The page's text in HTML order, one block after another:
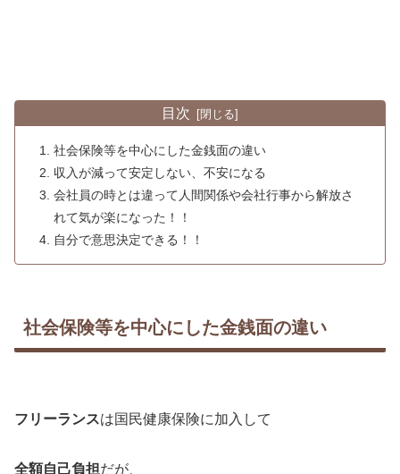
目次
社会保険等を中心にした金銭面の違い
収入が減って安定しない、不安になる
会社員の時とは違って人間関係や会社行事から解放さ
れて気が楽になった！！
自分で意思決定できる！！
社会保険等を中心にした金銭面の違い
フリーランスは国民健康保険に加入して
全額自己負担だが、